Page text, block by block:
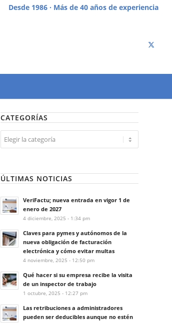
Desde 1986 · Más de 40 años de experiencia
CATEGORÍAS
Categorías
ÚLTIMAS NOTICIAS
VeriFactu; nueva entrada en vigor 1 de
enero de 2027
4 diciembre, 2025 - 1:34 pm
Claves para pymes y autónomos de la
nueva obligación de facturación
electrónica y cómo evitar multas
4 noviembre, 2025 - 12:50 pm
Qué hacer si su empresa recibe la visita
de un inspector de trabajo
1 octubre, 2025 - 12:27 pm
Las retribuciones a administradores
pueden ser deducibles aunque no estén